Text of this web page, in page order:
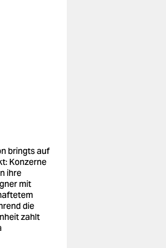
bringts auf
Konzerne
ihre
mit
die
zahlt